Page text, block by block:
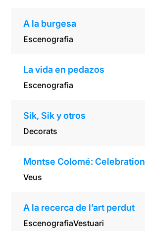
A la burgesa
Escenografia
La vida en pedazos
Escenografia
Sik, Sik y otros
Decorats
Montse Colomé: Celebration
Veus
A la recerca de l’art perdut
EscenografiaVestuari